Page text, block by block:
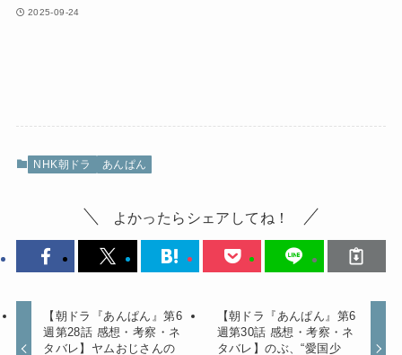
2025-09-24
NHK朝ドラ あんぱん
よかったらシェアしてね！
【朝ドラ『あんぱん』第6
週第28話 感想・考察・ネ
タバレ】ヤムおじさんの
【朝ドラ『あんぱん』第6
週第30話 感想・考察・ネ
タバレ】のぶ、“愛国少